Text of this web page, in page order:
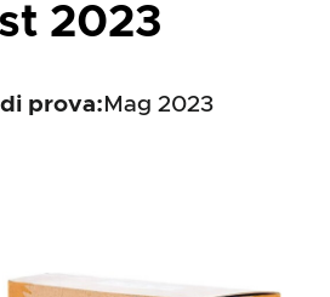
2023
prova: Mag 2023